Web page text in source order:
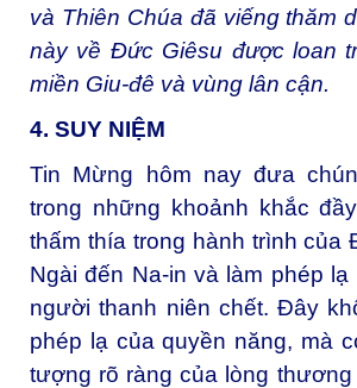
và Thiên Chúa đã viếng thăm
này về Đức Giêsu được loan
miền Giu-đê và vùng lân cận.
4. SUY NIỆM
Tin Mừng hôm nay đưa
trong những khoảnh khắc
thấm thía trong hành trình của
Ngài đến Na-in và làm phép
người thanh niên chết. Đây
phép lạ của quyền năng, mà
tượng rõ ràng của lòng